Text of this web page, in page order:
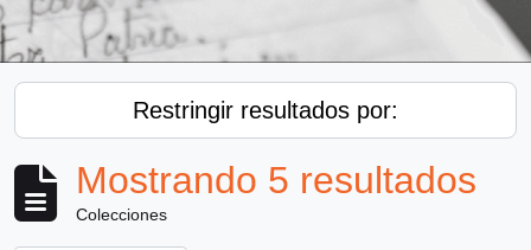
Restringir resultados por:
Mostrando 5 resultados
Colecciones